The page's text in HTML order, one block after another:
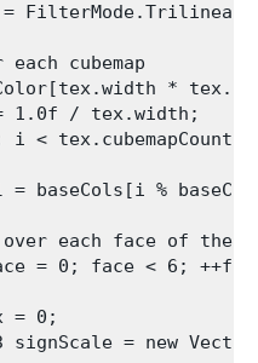
FilterMode.Trilinear;
each cubemap
*
1.0f / tex.width;
i < tex.cubemapCount;
= baseCols[i %
each face of the
= 0; face < 6;
= 0;
signScale = new